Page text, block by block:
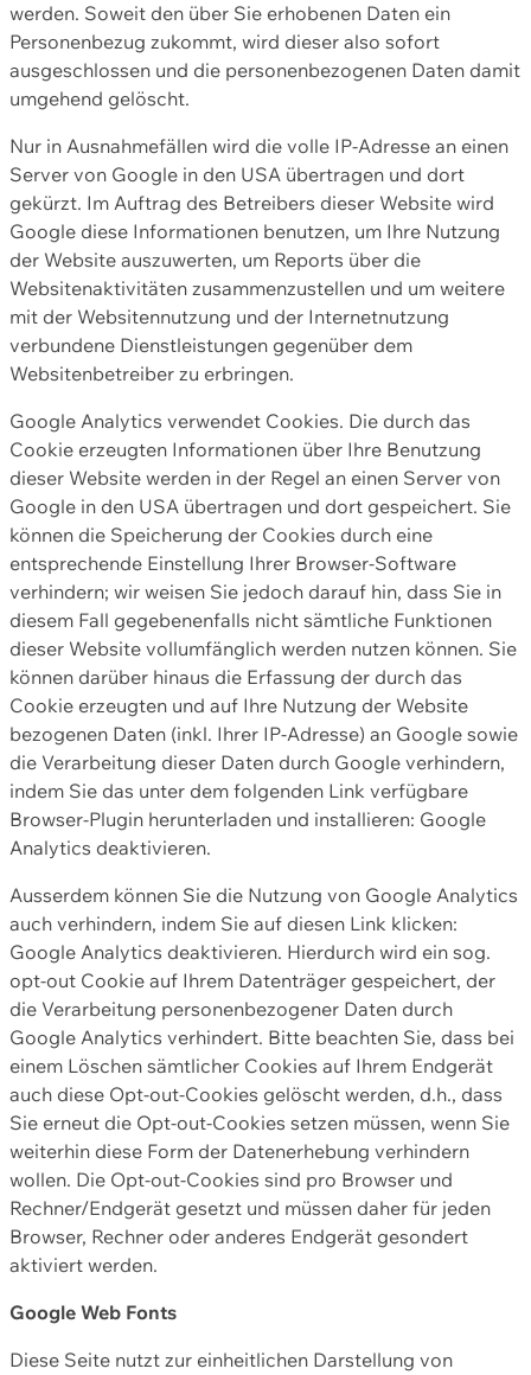
werden. Soweit den über Sie erhobenen Daten ein
Personenbezug zukommt, wird dieser also sofort
ausgeschlossen und die personenbezogenen Daten damit
umgehend gelöscht.
Nur in Ausnahmefällen wird die volle IP-Adresse an einen
Server von Google in den USA übertragen und dort
gekürzt. Im Auftrag des Betreibers dieser Website wird
Google diese Informationen benutzen, um Ihre Nutzung
der Website auszuwerten, um Reports über die
Websitenaktivitäten zusammenzustellen und um weitere
mit der Websitennutzung und der Internetnutzung
verbundene Dienstleistungen gegenüber dem
Websitenbetreiber zu erbringen.
Google Analytics verwendet Cookies. Die durch das
Cookie erzeugten Informationen über Ihre Benutzung
dieser Website werden in der Regel an einen Server von
Google in den USA übertragen und dort gespeichert. Sie
können die Speicherung der Cookies durch eine
entsprechende Einstellung Ihrer Browser-Software
verhindern; wir weisen Sie jedoch darauf hin, dass Sie in
diesem Fall gegebenenfalls nicht sämtliche Funktionen
dieser Website vollumfänglich werden nutzen können. Sie
können darüber hinaus die Erfassung der durch das
Cookie erzeugten und auf Ihre Nutzung der Website
bezogenen Daten (inkl. Ihrer IP-Adresse) an Google sowie
die Verarbeitung dieser Daten durch Google verhindern,
indem Sie das unter dem folgenden Link verfügbare
Browser-Plugin herunterladen und installieren: Google
Analytics deaktivieren.
Ausserdem können Sie die Nutzung von Google Analytics
auch verhindern, indem Sie auf diesen Link klicken:
Google Analytics deaktivieren. Hierdurch wird ein sog.
opt-out Cookie auf Ihrem Datenträger gespeichert, der
die Verarbeitung personenbezogener Daten durch
Google Analytics verhindert. Bitte beachten Sie, dass bei
einem Löschen sämtlicher Cookies auf Ihrem Endgerät
auch diese Opt-out-Cookies gelöscht werden, d.h., dass
Sie erneut die Opt-out-Cookies setzen müssen, wenn Sie
weiterhin diese Form der Datenerhebung verhindern
wollen. Die Opt-out-Cookies sind pro Browser und
Rechner/Endgerät gesetzt und müssen daher für jeden
Browser, Rechner oder anderes Endgerät gesondert
aktiviert werden.
Google Web Fonts
Diese Seite nutzt zur einheitlichen Darstellung von